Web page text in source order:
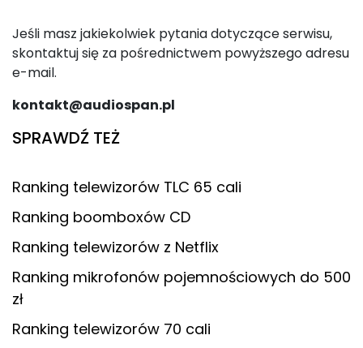
Jeśli masz jakiekolwiek pytania dotyczące serwisu,
skontaktuj się za pośrednictwem powyższego adresu
e-mail.
kontakt@audiospan.pl
SPRAWDŹ TEŻ
Ranking telewizorów TLC 65 cali
Ranking boomboxów CD
Ranking telewizorów z Netflix
Ranking mikrofonów pojemnościowych do 500
zł
Ranking telewizorów 70 cali